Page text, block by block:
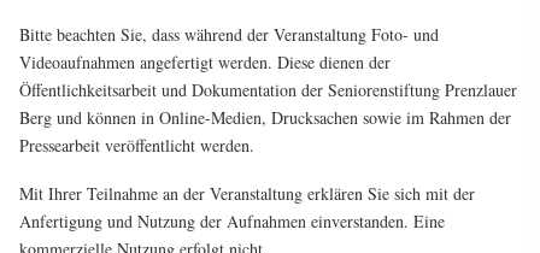
Bitte beachten Sie, dass während der Veranstaltung Foto- und
Videoaufnahmen angefertigt werden. Diese dienen der
Öffentlichkeitsarbeit und Dokumentation der Seniorenstiftung Prenzlauer
Berg und können in Online-Medien, Drucksachen sowie im Rahmen der
Pressearbeit veröffentlicht werden.
Mit Ihrer Teilnahme an der Veranstaltung erklären Sie sich mit der
Anfertigung und Nutzung der Aufnahmen einverstanden. Eine